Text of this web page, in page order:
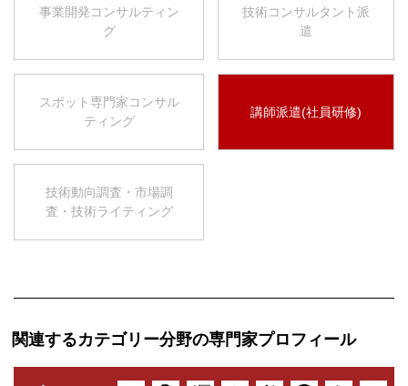
事業開発コンサルティン
グ
技術コンサルタント派
遣
スポット専門家コンサル
ティング
講師派遣(社員研修)
技術動向調査・市場調
査・技術ライティング
関連するカテゴリー分野の専門家プロフィール